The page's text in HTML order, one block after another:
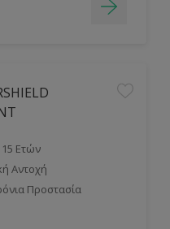
Ετών
Αντοχή
Προστασία